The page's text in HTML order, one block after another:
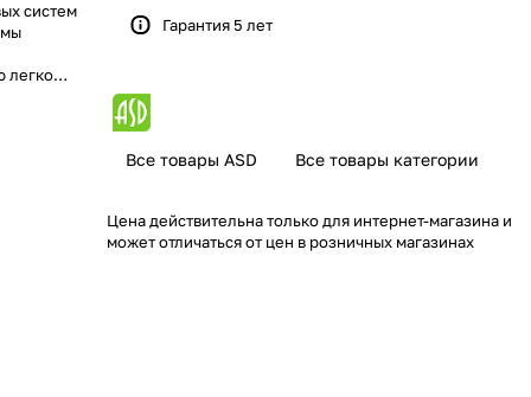
систем
легко
Гарантия 5 лет
Все товары ASD Все товары категории
Цена действительна только для интернет-магазина и
может отличаться от цен в розничных магазинах